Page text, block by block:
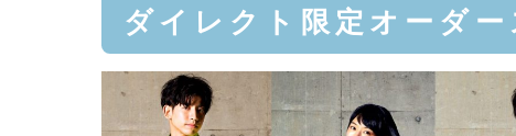
ダイレクト限定オーダ